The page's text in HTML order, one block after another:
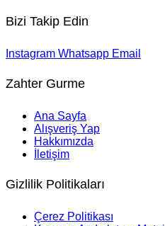
Bizi Takip Edin
Instagram Whatsapp Email
Zahter Gurme
Ana Sayfa
Alışveriş Yap
Hakkımızda
İletişim
Gizlilik Politikaları
Çerez Politikası